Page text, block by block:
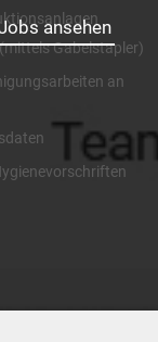
Gabelstapler)
an
ansehen